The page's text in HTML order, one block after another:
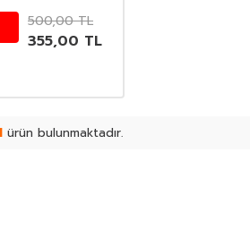
500,00TL
355,00 TL
ürün bulunmaktadır.